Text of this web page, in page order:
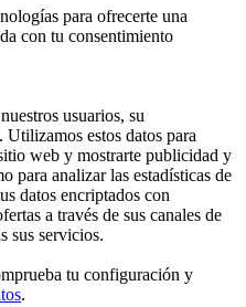
para ofrecerte una
con tu consentimiento
usuarios, su
estos datos para
web y mostrarte publicidad y
para analizar las estadísticas de
datos encriptados con
a través de sus canales de
sus servicios.
tu configuración y
.